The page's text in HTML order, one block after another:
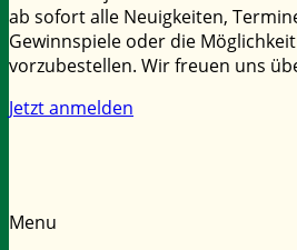
ab sofort alle Neuigkeiten,
Gewinnspiele oder die
vorzubestellen. Wir freuen uns
Jetzt anmelden
Menu